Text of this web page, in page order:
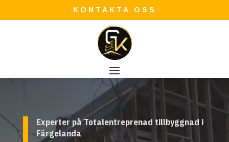
KONTAKTA OSS
Experter på Totalentreprenad tillbyggnad i
Färgelanda